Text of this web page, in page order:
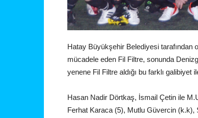
Hatay Büyükşehir Belediyesi tarafından
mücadele eden Fil Filtre, sonunda
yenene Fil Filtre aldığı bu farklı galibiyet
Hasan Nadir Dörtkaş, İsmail Çetin ile
Ferhat Karaca (5), Mutlu Güvercin (k.k),